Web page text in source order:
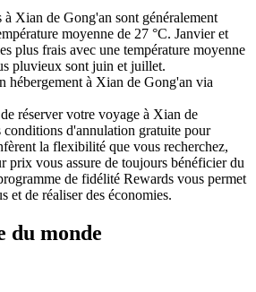
à Xian de Gong'an sont généralement
moyenne de 27 °C. Janvier et
plus frais avec une température moyenne
pluvieux sont juin et juillet.
hébergement à Xian de Gong'an via
réserver votre voyage à Xian de
conditions d'annulation gratuite pour
la flexibilité que vous recherchez,
prix vous assure de toujours bénéficier du
de fidélité Rewards vous permet
et de réaliser des économies.
du monde